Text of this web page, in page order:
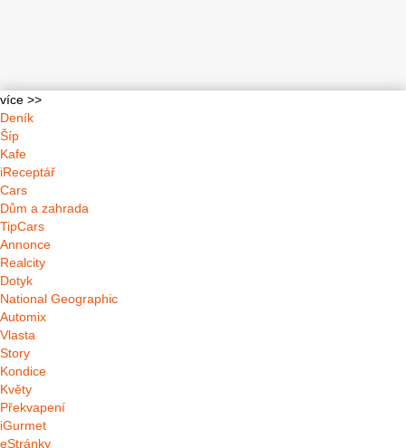
více >>
Deník
Šíp
Kafe
iReceptář
Cars
Dům a zahrada
TipCars
Annonce
Realcity
Dotyk
National Geographic
Automix
Vlasta
Story
Kondice
Květy
Překvapení
iGurmet
eStránky